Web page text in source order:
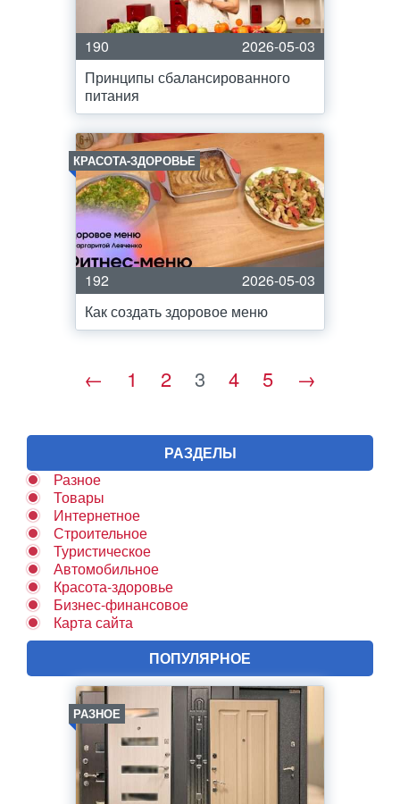
190
2026-05-03
Принципы сбалансированного
питания
КРАСОТА-ЗДОРОВЬЕ
192
2026-05-03
Как создать здоровое меню
← 1 2 3 4 5 →
РАЗДЕЛЫ
Разное
Товары
Интернетное
Строительное
Туристическое
Автомобильное
Красота-здоровье
Бизнес-финансовое
Карта сайта
ПОПУЛЯРНОЕ
РАЗНОЕ